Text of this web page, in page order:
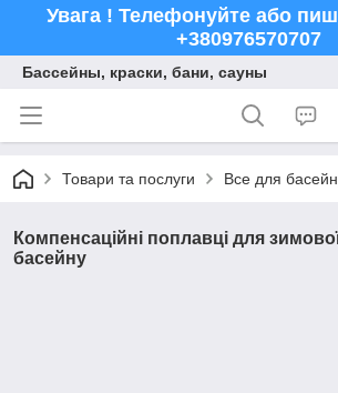
Увага ! Телефонуйте або
+380976570707
Бассейны, краски, бани, сауны
Товари та послуги Все для
Компенсаційні поплавці для
басейну